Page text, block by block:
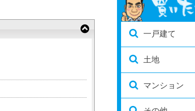
一戸建て
土地
マンション